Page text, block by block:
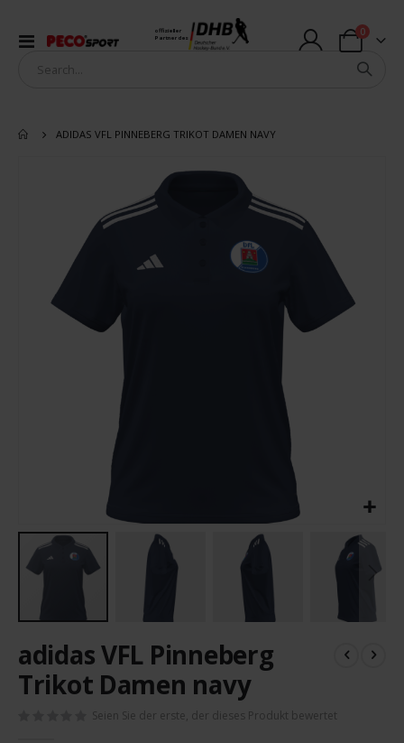
Navigation
offizieller
Partner des
Warenkorb
0Artikel
ADIDAS VFL PINNEBERG TRIKOT DAMEN NAVY
Anfang
der
Bildergalerie
adidas VFL Pinneberg
Trikot Damen navy
Seien Sie der erste, der dieses Produkt bewertet